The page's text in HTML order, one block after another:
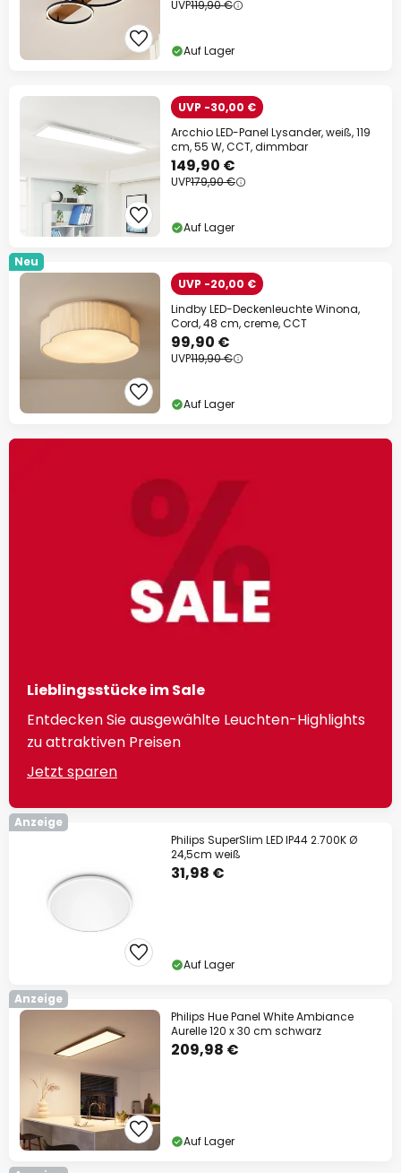
UVP119,90 €
Auf Lager
UVP -30,00 €
Arcchio LED-Panel Lysander, weiß, 119
cm, 55 W, CCT, dimmbar
149,90 €
UVP179,90 €
Auf Lager
Neu
UVP -20,00 €
Lindby LED-Deckenleuchte Winona,
Cord, 48 cm, creme, CCT
99,90 €
UVP119,90 €
Auf Lager
Lieblingsstücke im Sale
Entdecken Sie ausgewählte Leuchten-Highlights
zu attraktiven Preisen
Jetzt sparen
Anzeige
Philips SuperSlim LED IP44 2.700K Ø
24,5cm weiß
31,98 €
Auf Lager
Anzeige
Philips Hue Panel White Ambiance
Aurelle 120 x 30 cm schwarz
209,98 €
Auf Lager